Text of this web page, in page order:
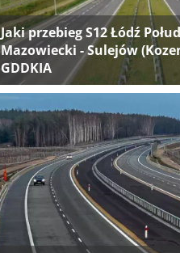
Jaki przebieg S12 Łódź
Mazowiecki - Sulejów
GDDKIA